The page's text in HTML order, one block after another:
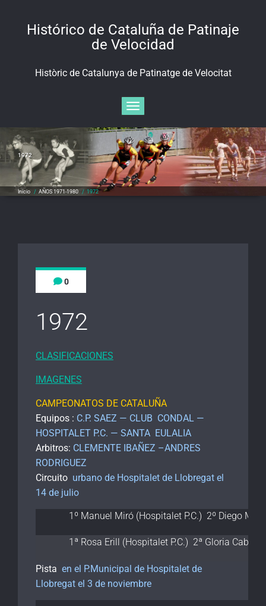
contenidoHistórico de Cataluña de Patinaje
de Velocidad
Històric de Catalunya de Patinatge de Velocitat
Alternar navegación
1972
Inicio / AÑOS 1971-1980 / 1972
0
1972
CLASIFICACIONES
IMAGENES
CAMPEONATOS DE CATALUÑA
Equipos : C.P. SAEZ — CLUB CONDAL —
HOSPITALET P.C. — SANTA EULALIA
Arbitros: CLEMENTE IBAÑEZ –ANDRES
RODRIGUEZ
Circuito urbano de Hospitalet de Llobregat el
14 de julio
1º Manuel Miró (Hospitalet P.C.) 2º Diego
1ª Rosa Erill (Hospitalet P.C.) 2ª Gloria Cabot
Pista en el P.Municipal de Hospitalet de
Llobregat el 3 de noviembre